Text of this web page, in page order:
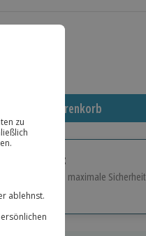
In den Warenkorb
Geschenk:
Flexibilität und maximale Sicherheit